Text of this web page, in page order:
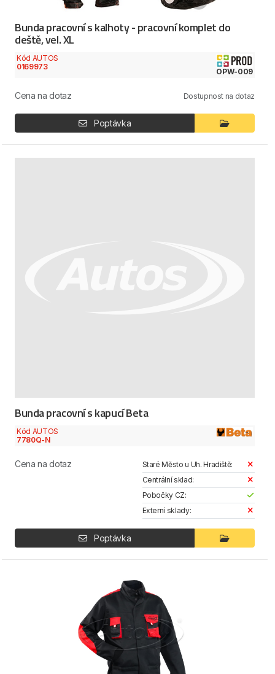
Bunda pracovní s kalhoty - pracovní komplet do
deště, vel. XL
Kód AUTOS
0169973
OPW-009
Cena na dotaz Dostupnost na dotaz
Poptávka
Bunda pracovní s kapucí Beta
Kód AUTOS
7780Q-N
Cena na dotaz
Staré Město u Uh. Hradiště:
Centrální sklad:
Pobočky CZ:
Externí sklady:
Poptávka